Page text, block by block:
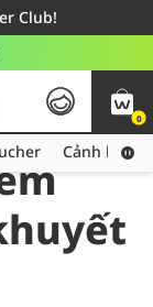
Club!
249,000Đ
Hồ Chí Minh
0
Cảnh báo